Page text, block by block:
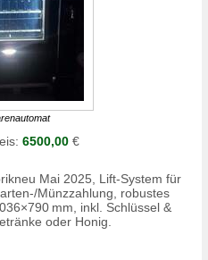
6500,00€
Mai 2025, Lift-System für
Münzzahlung, robustes
mm, inkl. Schlüssel &
oder Honig.